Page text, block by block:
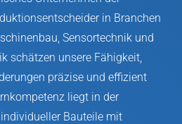
in Branchen
Sensortechnik und
schätzen unsere Fähigkeit,
präzise und effizient
liegt in der
Bauteile mit